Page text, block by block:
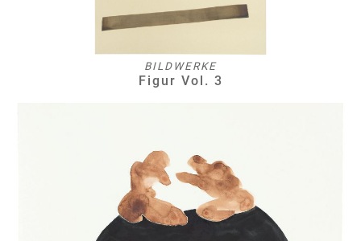
BILDWERKE
Figur Vol. 3